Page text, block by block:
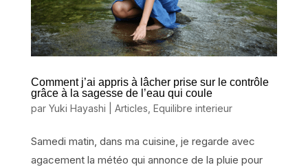
Comment j’ai appris à lâcher prise sur le contrôle
grâce à la sagesse de l’eau qui coule
par Yuki Hayashi Articles Equilibre interieur
Samedi matin, dans ma cuisine, je regarde avec
agacement la météo qui annonce de la pluie pour